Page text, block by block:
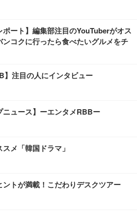
ポート】編集部注目のYouTuberがオス
ンコクに行ったら食べたいグルメをチ
】注目の人にインタビュー
ニュース】ーエンタメRBBー
メ「韓国ドラマ」
トが満載！こだわりデスクツアー